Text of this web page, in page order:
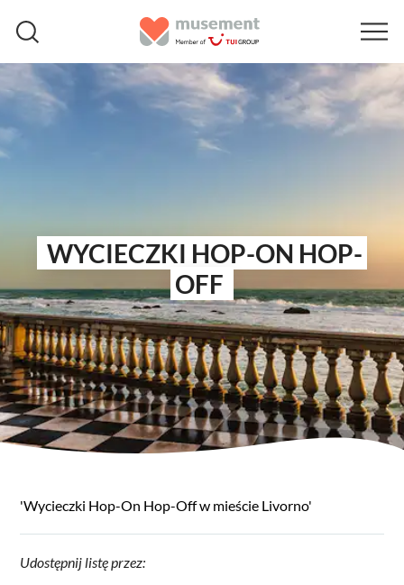
WYCIECZKI HOP-ON HOP-
OFF
'Wycieczki Hop-On Hop-Off w mieście Livorno'
Udostępnij listę przez: